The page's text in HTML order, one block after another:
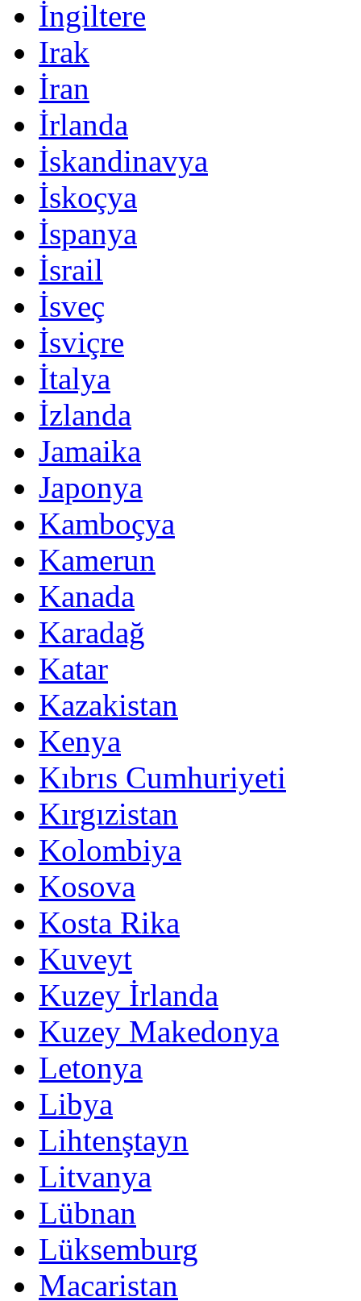
İngiltere
Irak
İran
İrlanda
İskandinavya
İskoçya
İspanya
İsrail
İsveç
İsviçre
İtalya
İzlanda
Jamaika
Japonya
Kamboçya
Kamerun
Kanada
Karadağ
Katar
Kazakistan
Kenya
Kıbrıs Cumhuriyeti
Kırgızistan
Kolombiya
Kosova
Kosta Rika
Kuveyt
Kuzey İrlanda
Kuzey Makedonya
Letonya
Libya
Lihtenştayn
Litvanya
Lübnan
Lüksemburg
Macaristan